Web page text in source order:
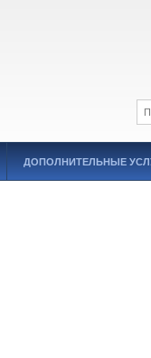
ДОПОЛНИТЕЛЬНЫЕ